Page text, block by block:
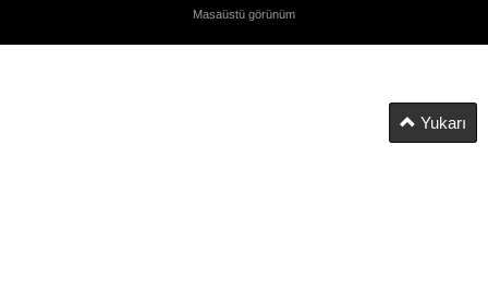
Masaüstü görünüm
Yukarı